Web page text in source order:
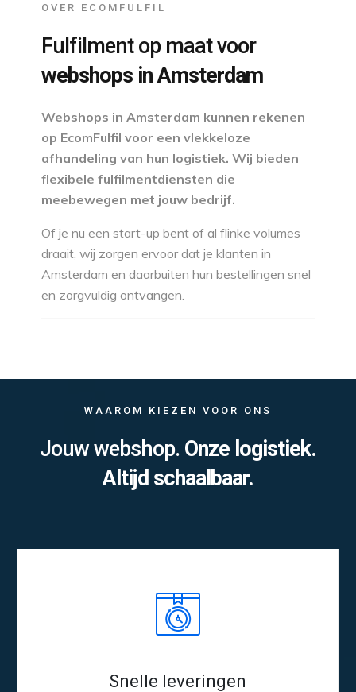
OVER ECOMFULFIL
Fulfilment op maat voor
webshops in Amsterdam
Webshops in Amsterdam kunnen rekenen
op EcomFulfil voor een vlekkeloze
afhandeling van hun logistiek. Wij bieden
flexibele fulfilmentdiensten die
meebewegen met jouw bedrijf.
Of je nu een start-up bent of al flinke volumes
draait, wij zorgen ervoor dat je klanten in
Amsterdam en daarbuiten hun bestellingen snel
en zorgvuldig ontvangen.
WAAROM KIEZEN VOOR ONS
Jouw webshop. Onze logistiek.
Altijd schaalbaar.
Snelle leveringen